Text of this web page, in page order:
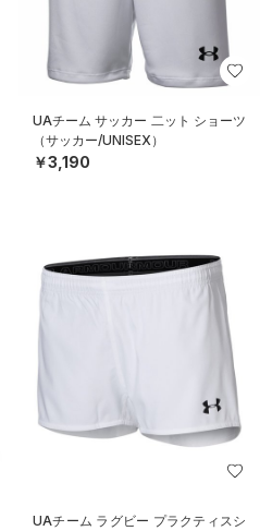
UAチーム サッカー 二ット ショーツ
（サッカー/UNISEX）
￥3,190
UAチーム ラグビー プラクティスシ